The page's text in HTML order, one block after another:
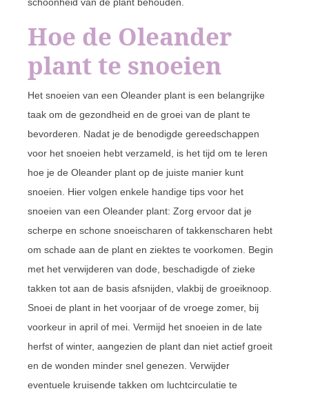
Hoe de Oleander
plant te snoeien
Het snoeien van een Oleander plant is een belangrijke
taak om de gezondheid en de groei van de plant te
bevorderen. Nadat je de benodigde gereedschappen
voor het snoeien hebt verzameld, is het tijd om te leren
hoe je de Oleander plant op de juiste manier kunt
snoeien. Hier volgen enkele handige tips voor het
snoeien van een Oleander plant: Zorg ervoor dat je
scherpe en schone snoeischaren of takkenscharen hebt
om schade aan de plant en ziektes te voorkomen. Begin
met het verwijderen van dode, beschadigde of zieke
takken tot aan de basis afsnijden, vlakbij de groeiknoop.
Snoei de plant in het voorjaar of de vroege zomer, bij
voorkeur in april of mei. Vermijd het snoeien in de late
herfst of winter, aangezien de plant dan niet actief groeit
en de wonden minder snel genezen. Verwijder
eventuele kruisende takken om luchtcirculatie te